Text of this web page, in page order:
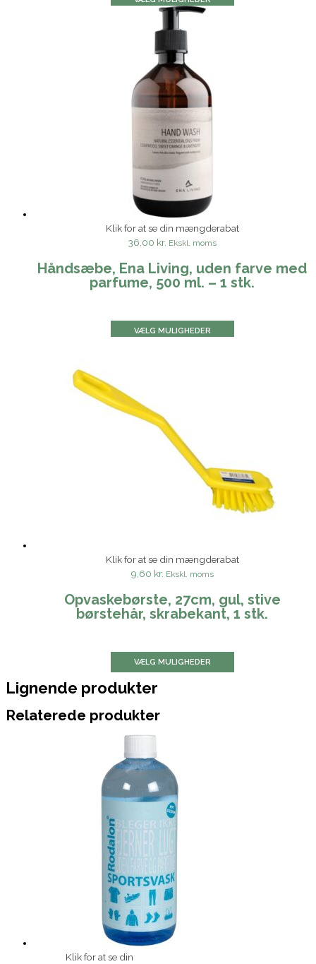
Klik for at se din mængderabat
36,00 kr. Ekskl. moms
Håndsæbe, Ena Living, uden farve med
parfume, 500 ml. – 1 stk.
VÆLG MULIGHEDER
Klik for at se din mængderabat
9,60 kr. Ekskl. moms
Opvaskebørste, 27cm, gul, stive
børstehår, skrabekant, 1 stk.
VÆLG MULIGHEDER
Lignende produkter
Relaterede produkter
Klik for at se din